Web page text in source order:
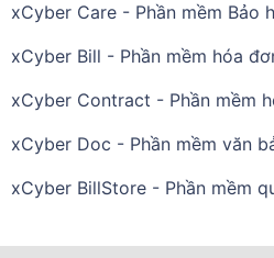
xCyber Care - Phần mềm Bảo
xCyber Bill - Phần mềm hóa
xCyber Contract - Phần mềm
xCyber Doc - Phần mềm văn
xCyber BillStore - Phần mềm